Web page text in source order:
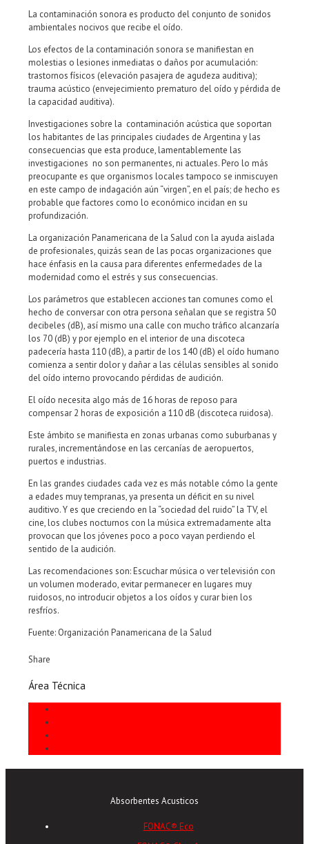
La contaminación sonora es producto del conjunto de sonidos
ambientales nocivos que recibe el oído.
Los efectos de la contaminación sonora se manifiestan en
molestias o lesiones inmediatas o daños por acumulación:
trastornos físicos (elevación pasajera de agudeza auditiva);
trauma acústico (envejecimiento prematuro del oído y pérdida de
la capacidad auditiva).
Investigaciones sobre la contaminación acústica que soportan
los habitantes de las principales ciudades de Argentina y las
consecuencias que esta produce, lamentablemente las
investigaciones no son permanentes, ni actuales. Pero lo más
preocupante es que organismos locales tampoco se inmiscuyen
en este campo de indagación aún “virgen”, en el país; de hecho es
probable que factores como lo económico incidan en su
profundización.
La organización Panamericana de la Salud con la ayuda aislada
de profesionales, quizás sean de las pocas organizaciones que
hace énfasis en la causa para diferentes enfermedades de la
modernidad como el estrés y sus consecuencias.
Los parámetros que establecen acciones tan comunes como el
hecho de conversar con otra persona señalan que se registra 50
decibeles (dB), así mismo una calle con mucho tráfico alcanzaría
los 70 (dB) y por ejemplo en el interior de una discoteca
padecería hasta 110 (dB), a partir de los 140 (dB) el oído humano
comienza a sentir dolor y dañar a las células sensibles al sonido
del oído interno provocando pérdidas de audición.
El oído necesita algo más de 16 horas de reposo para
compensar 2 horas de exposición a 110 dB (discoteca ruidosa).
Este ámbito se manifiesta en zonas urbanas como suburbanas y
rurales, incrementándose en las cercanías de aeropuertos,
puertos e industrias.
En las grandes ciudades cada vez es más notable cómo la gente
a edades muy tempranas, ya presenta un déficit en su nivel
auditivo. Y es que creciendo en la “sociedad del ruido” la TV, el
cine, los clubes nocturnos con la música extremadamente alta
provocan que los jóvenes poco a poco vayan perdiendo el
sentido de la audición.
Las recomendaciones son: Escuchar música o ver televisión con
un volumen moderado, evitar permanecer en lugares muy
ruidosos, no introducir objetos a los oídos y curar bien los
resfríos.
Fuente: Organización Panamericana de la Salud
Share
Área Técnica
Absorbentes Acusticos
FONAC® Eco